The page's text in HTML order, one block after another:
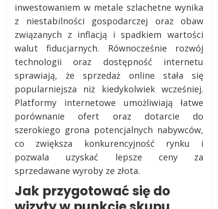
inwestowaniem w metale szlachetne wynika
z niestabilności gospodarczej oraz obaw
związanych z inflacją i spadkiem wartości
walut fiducjarnych. Równocześnie rozwój
technologii oraz dostępność internetu
sprawiają, że sprzedaż online stała się
popularniejsza niż kiedykolwiek wcześniej.
Platformy internetowe umożliwiają łatwe
porównanie ofert oraz dotarcie do
szerokiego grona potencjalnych nabywców,
co zwiększa konkurencyjność rynku i
pozwala uzyskać lepsze ceny za
sprzedawane wyroby ze złota.
Jak przygotować się do